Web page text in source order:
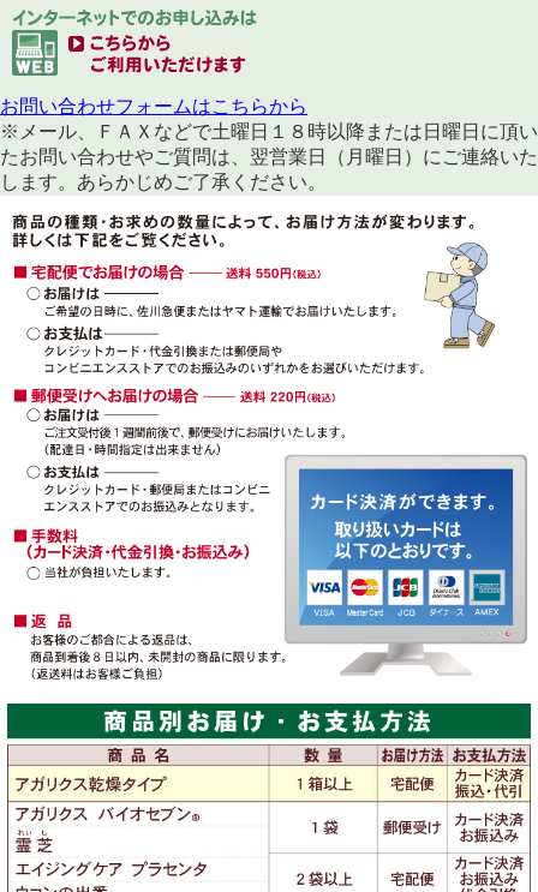
お問い合わせフォームはこちらから
※メール、ＦＡＸなどで土曜日１８時以降または日曜日に頂い
たお問い合わせやご質問は、翌営業日（月曜日）にご連絡いた
します。あらかじめご了承ください。